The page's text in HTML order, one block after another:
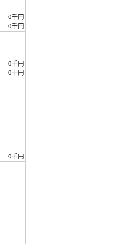
0千円
0千円
0千円
0千円
0千円